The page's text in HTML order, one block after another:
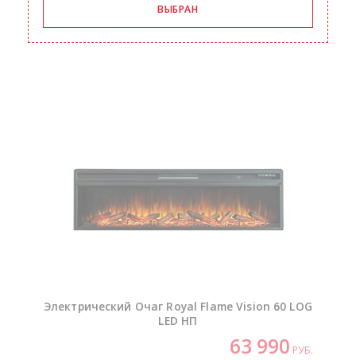
Электрический Очаг Royal Flame Vision 60 LOG
LED НП
63 990 РУБ.